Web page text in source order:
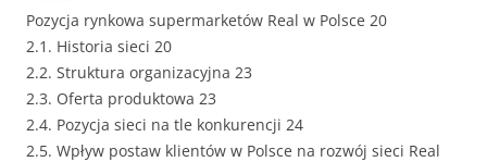
Pozycja rynkowa supermarketów Real w Polsce 20
2.1. Historia sieci 20
2.2. Struktura organizacyjna 23
2.3. Oferta produktowa 23
2.4. Pozycja sieci na tle konkurencji 24
2.5. Wpływ postaw klientów w Polsce na rozwój sieci Real